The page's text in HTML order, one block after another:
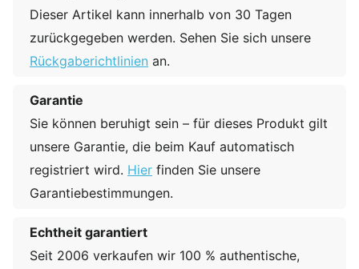
Dieser Artikel kann innerhalb von 30 Tagen
zurückgegeben werden. Sehen Sie sich unsere
Rückgaberichtlinien an.
Garantie
Sie können beruhigt sein – für dieses Produkt gilt
unsere Garantie, die beim Kauf automatisch
registriert wird. Hier finden Sie unsere
Garantiebestimmungen.
Echtheit garantiert
Seit 2006 verkaufen wir 100 % authentische,